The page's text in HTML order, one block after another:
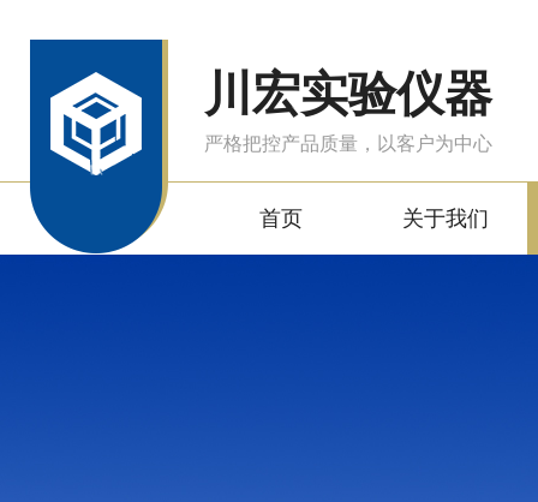
川宏实验仪器
严格把控产品质量，以客户为中心
首页 关于我们